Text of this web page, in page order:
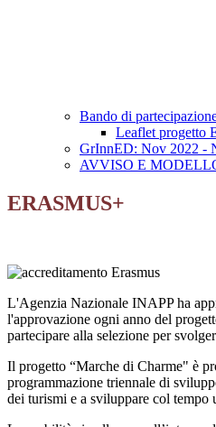
Bando di
Leaflet progetto
GrInnED: Nov 2022 -
AVVISO E
ERASMUS+
L'Agenzia Nazionale INAPP ha
l'approvazione ogni anno del
partecipare alla selezione per
Il progetto “Marche di Charme" è
programmazione triennale di
dei turismi e a sviluppare col tempo